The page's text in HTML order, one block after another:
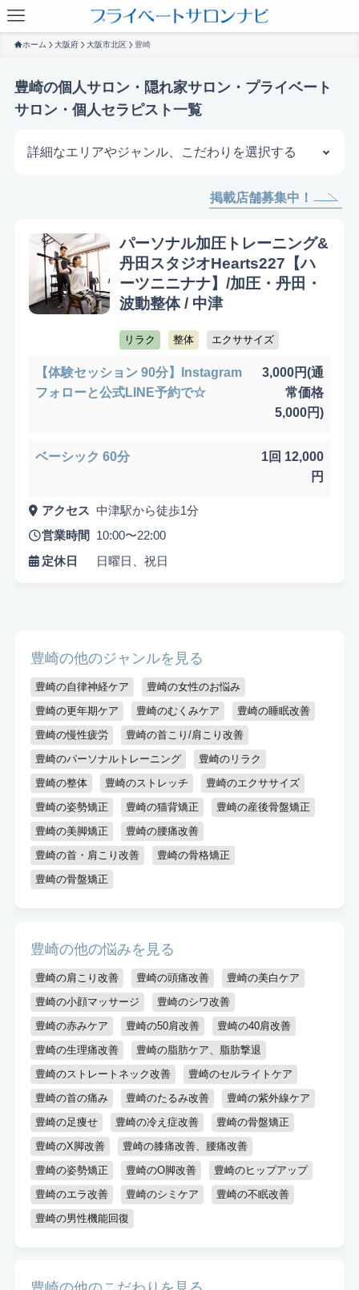
ホーム 大阪府 大阪市北区 豊崎
豊崎の個人サロン・隠れ家サロン・プライベート
サロン・個人セラピスト一覧
詳細なエリアやジャンル、こだわりを選択する
お子様同伴可 男性可 駐車場あり
アメニティまたはコスメ充実 出張可能
キッズスペースあり 認定講師
掲載店舗募集中！
パーソナル加圧トレーニング&
丹田スタジオHearts227【ハ
ーツニニナナ】/加圧・丹田・
波動整体 / 中津
リラク 整体 エクササイズ
【体験セッション 90分】Instagram
フォローと公式LINE予約で☆
3,000円(通
常価格
5,000円)
ベーシック 60分
1回 12,000
円
アクセス 中津駅から徒歩1分
営業時間
10:00〜22:00
定休日
日曜日、祝日
豊崎の他のジャンルを見る
豊崎の自律神経ケア
豊崎の女性のお悩み
豊崎の更年期ケア
豊崎のむくみケア
豊崎の睡眠改善
豊崎の慢性疲労
豊崎の首こり/肩こり改善
豊崎のパーソナルトレーニング
豊崎のリラク
豊崎の整体
豊崎のストレッチ
豊崎のエクササイズ
豊崎の姿勢矯正
豊崎の猫背矯正
豊崎の産後骨盤矯正
豊崎の美脚矯正
豊崎の腰痛改善
豊崎の首・肩こり改善
豊崎の骨格矯正
豊崎の骨盤矯正
豊崎の他の悩みを見る
豊崎の肩こり改善 豊崎の頭痛改善
豊崎の美白ケア
豊崎の小顔マッサージ
豊崎のシワ改善
豊崎の赤みケア
豊崎の50肩改善
豊崎の40肩改善
豊崎の生理痛改善
豊崎の脂肪ケア、脂肪撃退
豊崎のストレートネック改善
豊崎のセルライトケア
豊崎の首の痛み
豊崎のたるみ改善
豊崎の紫外線ケア
豊崎の足痩せ
豊崎の冷え症改善
豊崎の骨盤矯正
豊崎のX脚改善
豊崎の膝痛改善、腰痛改善
豊崎の姿勢矯正
豊崎のO脚改善
豊崎のヒップアップ
豊崎のエラ改善
豊崎のシミケア
豊崎の不眠改善
豊崎の男性機能回復